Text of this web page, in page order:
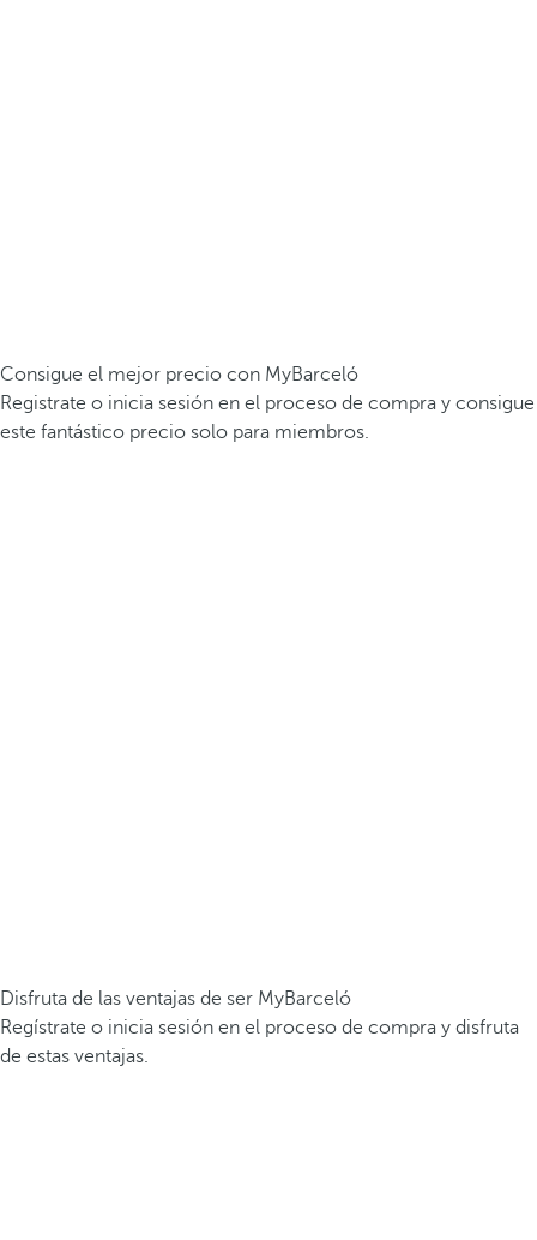
Consigue el mejor precio con MyBarceló
Registrate o inicia sesión en el proceso de compra y consigue
este fantástico precio solo para miembros.
Disfruta de las ventajas de ser MyBarceló
Regístrate o inicia sesión en el proceso de compra y disfruta
de estas ventajas.